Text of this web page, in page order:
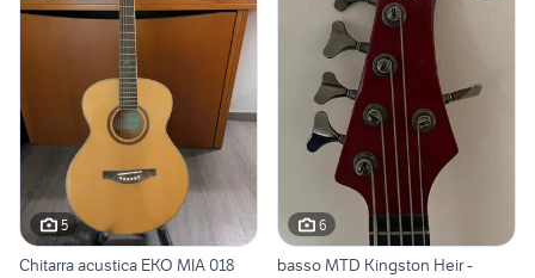
5
Chitarra acustica EKO MIA 018
6
basso MTD Kingston Heir -